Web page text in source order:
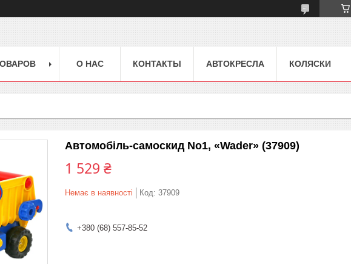
О НАС КОНТАКТЫ АВТОКРЕСЛА КОЛЯСКИ
Автомобіль-самоскид No1, «Wader» (37909)
1 529 ₴
Немає в наявності Код: 37909
+380 (68) 557-85-52